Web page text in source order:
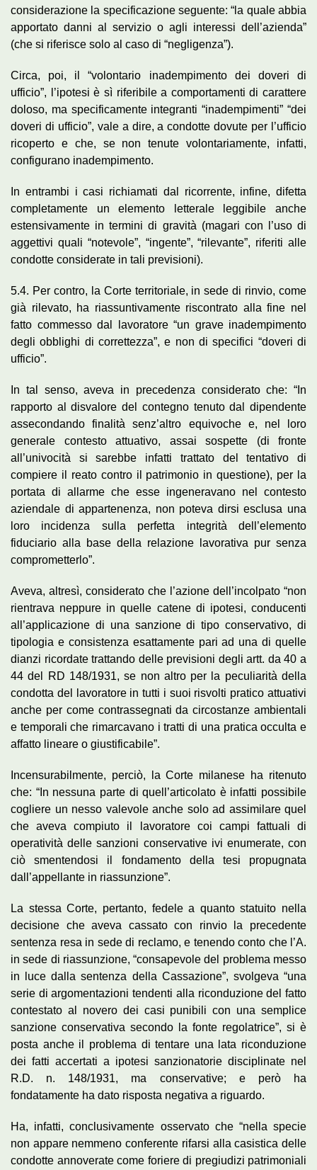
considerazione la specificazione seguente: “la quale abbia
apportato danni al servizio o agli interessi dell’azienda”
(che si riferisce solo al caso di “negligenza”).
Circa, poi, il “volontario inadempimento dei doveri di
ufficio”, l’ipotesi è sì riferibile a comportamenti di carattere
doloso, ma specificamente integranti “inadempimenti” “dei
doveri di ufficio”, vale a dire, a condotte dovute per l’ufficio
ricoperto e che, se non tenute volontariamente, infatti,
configurano inadempimento.
In entrambi i casi richiamati dal ricorrente, infine, difetta
completamente un elemento letterale leggibile anche
estensivamente in termini di gravità (magari con l’uso di
aggettivi quali “notevole”, “ingente”, “rilevante”, riferiti alle
condotte considerate in tali previsioni).
5.4. Per contro, la Corte territoriale, in sede di rinvio, come
già rilevato, ha riassuntivamente riscontrato alla fine nel
fatto commesso dal lavoratore “un grave inadempimento
degli obblighi di correttezza”, e non di specifici “doveri di
ufficio”.
In tal senso, aveva in precedenza considerato che: “In
rapporto al disvalore del contegno tenuto dal dipendente
assecondando finalità senz’altro equivoche e, nel loro
generale contesto attuativo, assai sospette (di fronte
all’univocità si sarebbe infatti trattato del tentativo di
compiere il reato contro il patrimonio in questione), per la
portata di allarme che esse ingeneravano nel contesto
aziendale di appartenenza, non poteva dirsi esclusa una
loro incidenza sulla perfetta integrità dell’elemento
fiduciario alla base della relazione lavorativa pur senza
comprometterlo”.
Aveva, altresì, considerato che l’azione dell’incolpato “non
rientrava neppure in quelle catene di ipotesi, conducenti
all’applicazione di una sanzione di tipo conservativo, di
tipologia e consistenza esattamente pari ad una di quelle
dianzi ricordate trattando delle previsioni degli artt. da 40 a
44 del RD 148/1931, se non altro per la peculiarità della
condotta del lavoratore in tutti i suoi risvolti pratico attuativi
anche per come contrassegnati da circostanze ambientali
e temporali che rimarcavano i tratti di una pratica occulta e
affatto lineare o giustificabile”.
Incensurabilmente, perciò, la Corte milanese ha ritenuto
che: “In nessuna parte di quell’articolato è infatti possibile
cogliere un nesso valevole anche solo ad assimilare quel
che aveva compiuto il lavoratore coi campi fattuali di
operatività delle sanzioni conservative ivi enumerate, con
ciò smentendosi il fondamento della tesi propugnata
dall’appellante in riassunzione”.
La stessa Corte, pertanto, fedele a quanto statuito nella
decisione che aveva cassato con rinvio la precedente
sentenza resa in sede di reclamo, e tenendo conto che l’A.
in sede di riassunzione, “consapevole del problema messo
in luce dalla sentenza della Cassazione”, svolgeva “una
serie di argomentazioni tendenti alla riconduzione del fatto
contestato al novero dei casi punibili con una semplice
sanzione conservativa secondo la fonte regolatrice”, si è
posta anche il problema di tentare una lata riconduzione
dei fatti accertati a ipotesi sanzionatorie disciplinate nel
R.D. n. 148/1931, ma conservative; e però ha
fondatamente ha dato risposta negativa a riguardo.
Ha, infatti, conclusivamente osservato che “nella specie
non appare nemmeno conferente rifarsi alla casistica delle
condotte annoverate come foriere di pregiudizi patrimoniali